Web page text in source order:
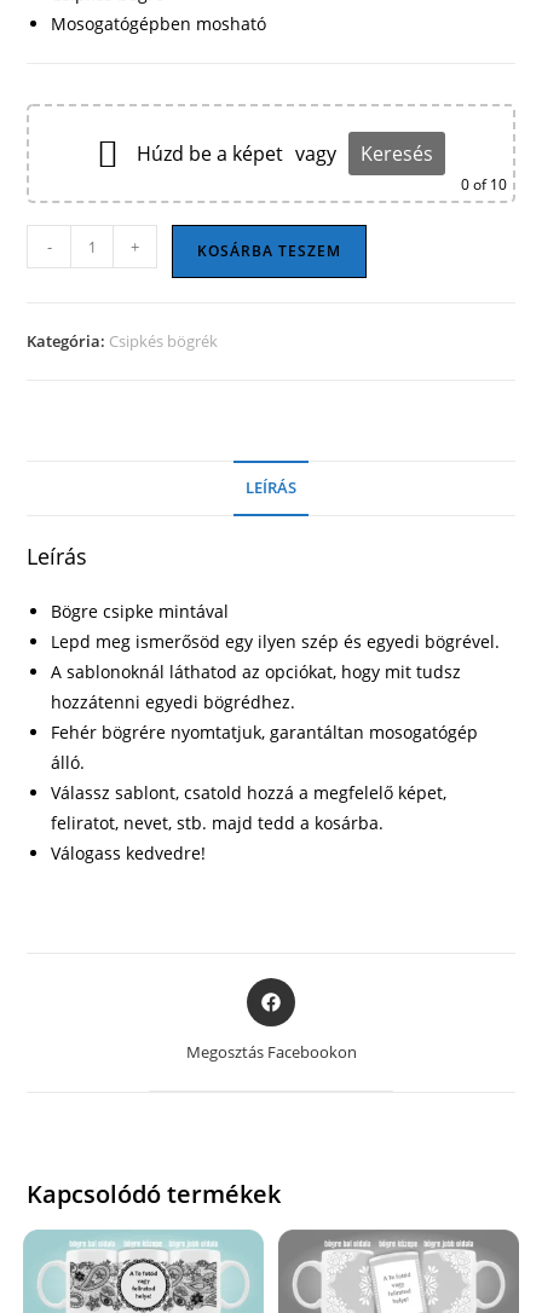
Mosogatógépben mosható
Húzd be a képet vagy Keresés
0of 10
bögre
mennyiség
- + KOSÁRBA TESZEM
Kategória: Csipkés bögrék
LEÍRÁS
Leírás
Bögre csipke mintával
Lepd meg ismerősöd egy ilyen szép és egyedi bögrével.
A sablonoknál láthatod az opciókat, hogy mit tudsz
hozzátenni egyedi bögrédhez.
Fehér bögrére nyomtatjuk, garantáltan mosogatógép
álló.
Válassz sablont, csatold hozzá a megfelelő képet,
feliratot, nevet, stb. majd tedd a kosárba.
Válogass kedvedre!
Opens
in
a
Megosztás Facebookon
Kapcsolódó termékek